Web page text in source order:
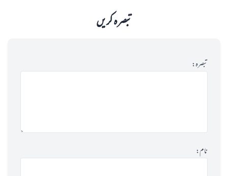
تبصرہ کریں
تبصرہ:
نام: